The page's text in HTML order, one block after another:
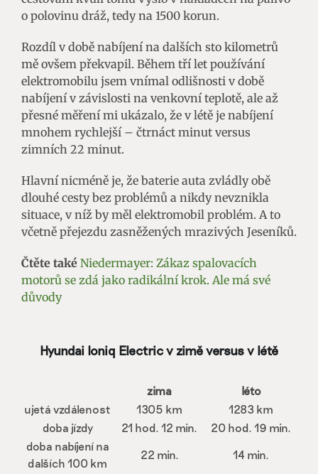
o polovinu dráž, tedy na 1500 korun.
Rozdíl v době nabíjení na dalších sto kilometrů
mě ovšem překvapil. Během tří let používání
elektromobilu jsem vnímal odlišnosti v době
nabíjení v závislosti na venkovní teplotě, ale až
přesné měření mi ukázalo, že v létě je nabíjení
mnohem rychlejší – čtrnáct minut versus
zimních 22 minut.
Hlavní nicméně je, že baterie auta zvládly obě
dlouhé cesty bez problémů a nikdy nevznikla
situace, v níž by měl elektromobil problém. A to
včetně přejezdu zasněžených mrazivých Jeseníků.
Čtěte také Niedermayer: Zákaz spalovacích
motorů se zdá jako radikální krok. Ale má své
důvody
Hyundai Ioniq Electric v zimě versus v létě
zima
léto
ujetá vzdálenost
1305 km
1283 km
doba jízdy
21 hod. 12 min.
20 hod. 19 min.
doba nabíjení na
dalších 100 km
22 min.
14 min.